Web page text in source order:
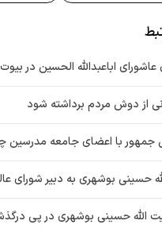
عاشورای اباعبدالله الحسین در
از دوش مردم برداشته شود
جمهور با اعضای جامعه
حسینی بوشهری به دبیر شورای
الله حسینی بوشهری در پی